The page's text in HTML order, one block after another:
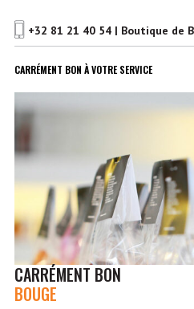
CARRÉMENT BON À VOTRE SERVICE
CARRÉMENT BON
BOUGE